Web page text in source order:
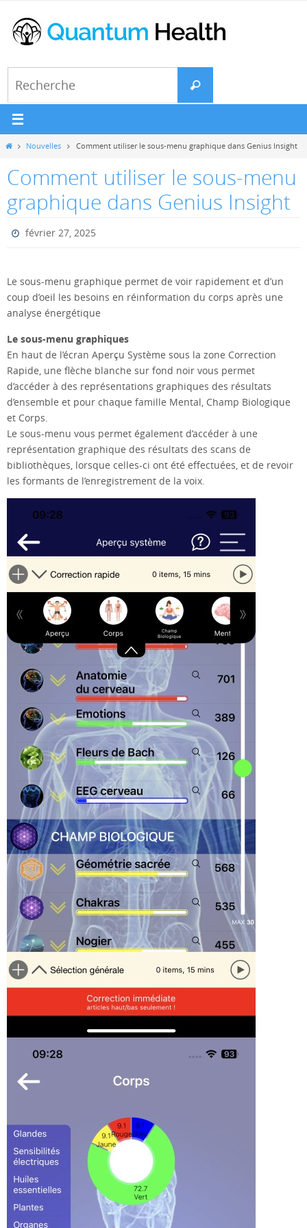
vers
Recherche
HomeNouvelles Comment utiliser le sous-menu graphique dans Genius Insight
Comment utiliser le sous-menu
graphique dans Genius Insight
février 27, 2025
Le sous-menu graphique permet de voir rapidement et d’un
coup d’oeil les besoins en réinformation du corps après une
analyse énergétique
Le sous-menu graphiques
En haut de l’écran Aperçu Système sous la zone Correction
Rapide, une flèche blanche sur fond noir vous permet
d’accéder à des représentations graphiques des résultats
d’ensemble et pour chaque famille Mental, Champ Biologique
et Corps.
Le sous-menu vous permet également d’accéder à une
représentation graphique des résultats des scans de
bibliothèques, lorsque celles-ci ont été effectuées, et de revoir
les formants de l’enregistrement de la voix.